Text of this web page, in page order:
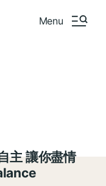
Menu
主 讓你盡情